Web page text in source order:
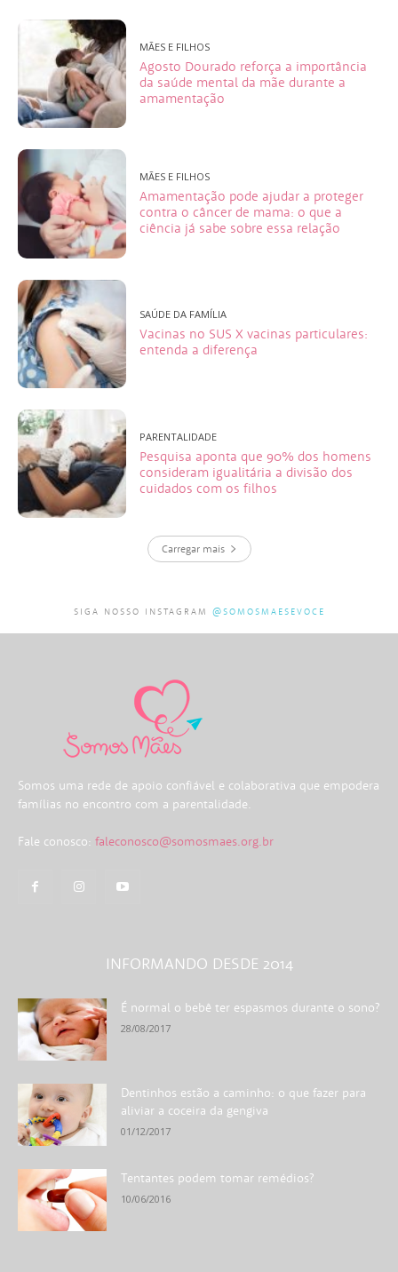
MÃES E FILHOS
Agosto Dourado reforça a importância
da saúde mental da mãe durante a
amamentação
MÃES E FILHOS
Amamentação pode ajudar a proteger
contra o câncer de mama: o que a
ciência já sabe sobre essa relação
SAÚDE DA FAMÍLIA
Vacinas no SUS X vacinas particulares:
entenda a diferença
PARENTALIDADE
Pesquisa aponta que 90% dos homens
consideram igualitária a divisão dos
cuidados com os filhos
Carregar mais
SIGA NOSSO INSTAGRAM @SOMOSMAESEVOCE
Somos uma rede de apoio confiável e colaborativa que empodera
famílias no encontro com a parentalidade.
Fale conosco: faleconosco@somosmaes.org.br
INFORMANDO DESDE 2014
É normal o bebê ter espasmos durante o sono?
28/08/2017
Dentinhos estão a caminho: o que fazer para
aliviar a coceira da gengiva
01/12/2017
Tentantes podem tomar remédios?
10/06/2016